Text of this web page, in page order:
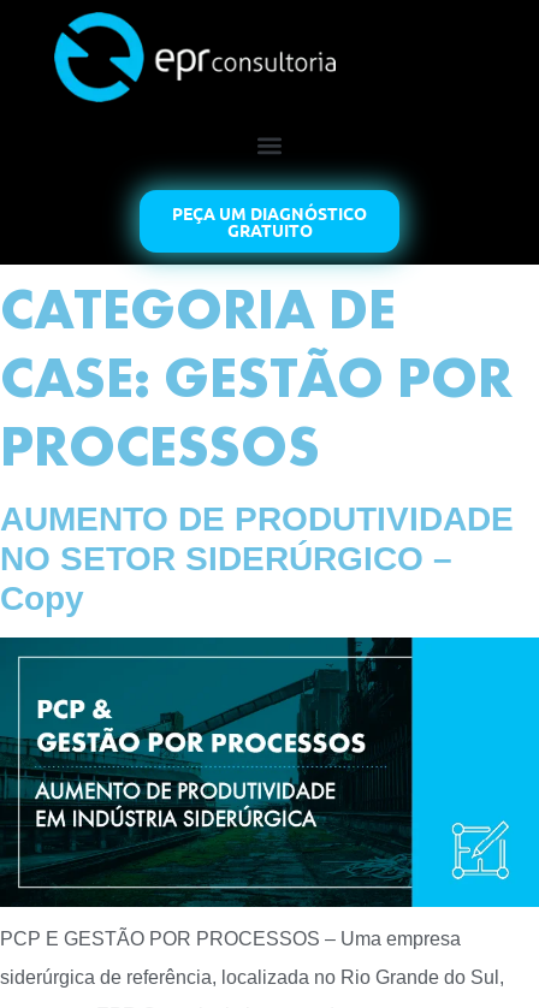
PEÇA UM DIAGNÓSTICO
GRATUITO
CATEGORIA DE
CASE: GESTÃO POR
PROCESSOS
AUMENTO DE PRODUTIVIDADE
NO SETOR SIDERÚRGICO –
Copy
PCP E GESTÃO POR PROCESSOS – Uma empresa
siderúrgica de referência, localizada no Rio Grande do Sul,